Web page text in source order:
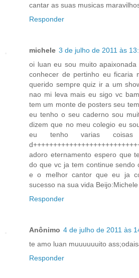
cantar as suas musicas
Responder
michele 3 de julho de 2011 às
oi luan eu sou muito
conhecer de pertinho eu ficaria
querido sempre quiz ir a um
nao mi leva mais eu sigo vc
tem um monte de posters seu
eu tenho o seu caderno sou
dizem que no meu colegio eu
eu tenho varias
adoro eternamento espero que
do que vc ja tem continue sendo
e o melhor cantor que eu ja
sucesso na sua vida
Responder
Anônimo 4 de julho de 2011 às
te amo luan muuuuuuito
Responder